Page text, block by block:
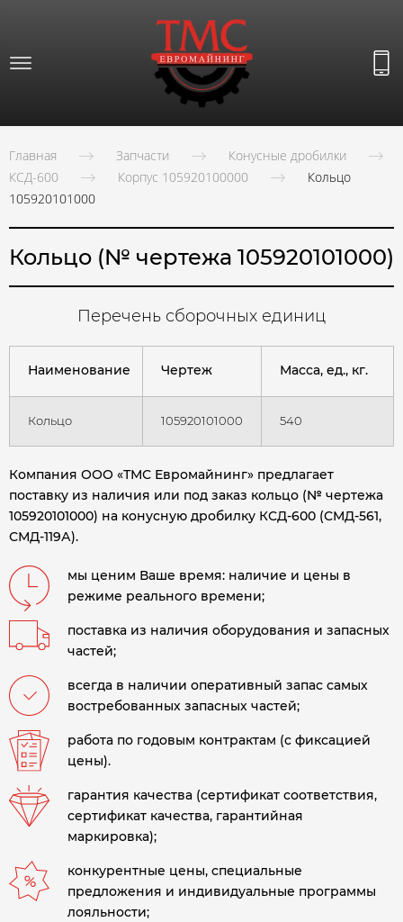
Главная Запчасти
Конусные дробилки
КСД-600
Корпус 105920100000
Кольцо
105920101000
Кольцо (№ чертежа 105920101000)
Перечень сборочных единиц
Наименование Чертеж Масса, ед., кг.
Кольцо 105920101000 540
Компания ООО «ТМС Евромайнинг» предлагает
поставку из наличия или под заказ кольцо (№ чертежа
105920101000) на конусную дробилку КСД-600 (СМД-561,
СМД-119А).
мы ценим Ваше время: наличие и цены в
режиме реального времени;
поставка из наличия оборудования и запасных
частей;
всегда в наличии оперативный запас самых
востребованных запасных частей;
работа по годовым контрактам (с фиксацией
цены).
гарантия качества (сертификат соответствия,
сертификат качества, гарантийная
маркировка);
конкурентные цены, специальные
предложения и индивидуальные программы
лояльности;